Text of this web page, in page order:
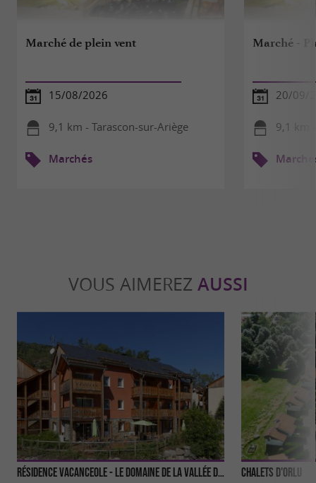
Marché de plein vent
15/08/2026
9,1 km - Tarascon-sur-Ariège
Marchés
Marché -
20/09/
9,1 km
VOUS AIMEREZ AUSSI
Résidence Vacanceole - Le Domaine de la Vallée d’Ax Chalets d'Orlu